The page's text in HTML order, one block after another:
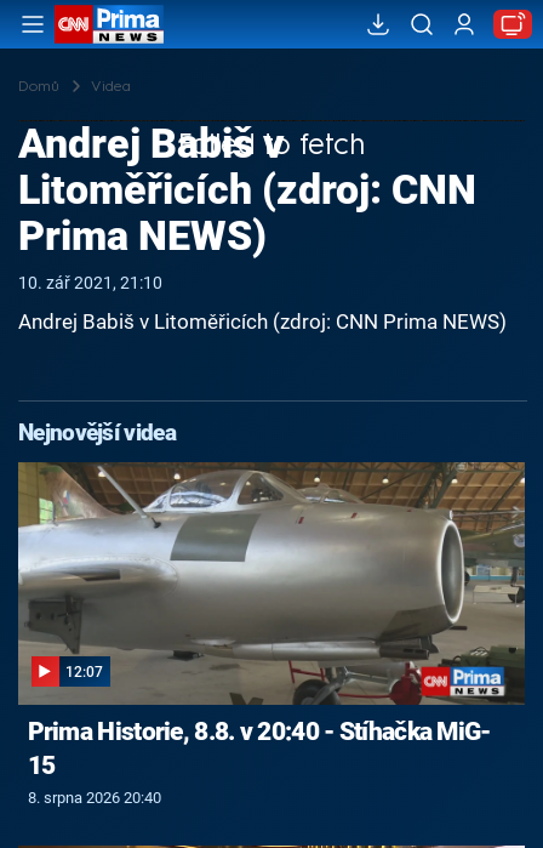
Domů Videa
Failed to fetch
Andrej Babiš v
Litoměřicích (zdroj: CNN
Prima NEWS)
10. zář 2021, 21:10
Andrej Babiš v Litoměřicích (zdroj: CNN Prima NEWS)
Nejnovější videa
12:07
Prima Historie, 8.8. v 20:40 - Stíhačka MiG-
15
8. srpna 2026 20:40